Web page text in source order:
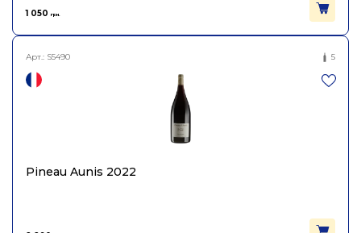
1 050 грн.
Арт.: S5490 5
Pineau Aunis 2022